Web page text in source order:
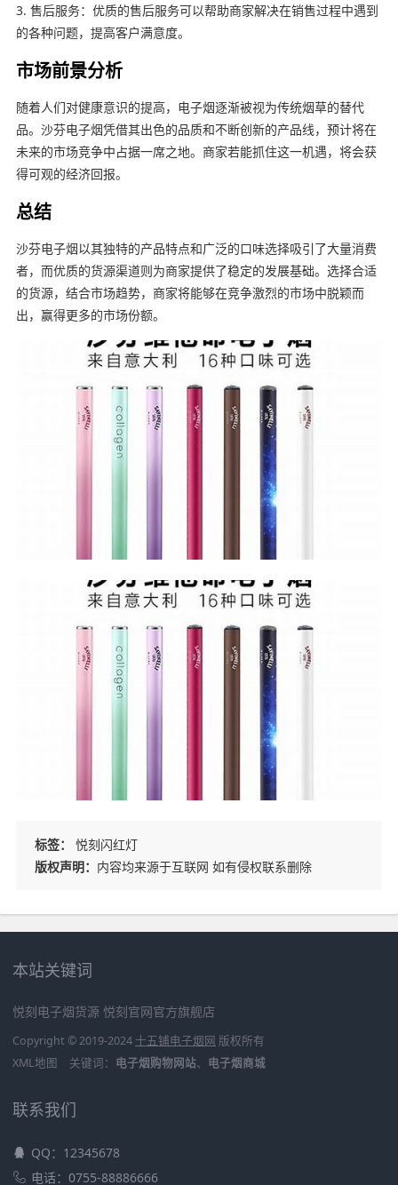
3. 售后服务：优质的售后服务可以帮助商家解决在销售过程中遇到
的各种问题，提高客户满意度。
市场前景分析
随着人们对健康意识的提高，电子烟逐渐被视为传统烟草的替代
品。沙芬电子烟凭借其出色的品质和不断创新的产品线，预计将在
未来的市场竞争中占据一席之地。商家若能抓住这一机遇，将会获
得可观的经济回报。
总结
沙芬电子烟以其独特的产品特点和广泛的口味选择吸引了大量消费
者，而优质的货源渠道则为商家提供了稳定的发展基础。选择合适
的货源，结合市场趋势，商家将能够在竞争激烈的市场中脱颖而
出，赢得更多的市场份额。
标签：
悦刻闪红灯
版权声明： 内容均来源于互联网 如有侵权联系删除
本站关键词
悦刻电子烟货源 悦刻官网官方旗舰店
Copyright © 2019-2024 十五铺电子烟网 版权所有
XML地图
关键词： 电子烟购物网站、 电子烟商城
联系我们
QQ：12345678
电话：0755-88886666